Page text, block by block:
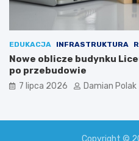
EDUKACJA INFRASTRUKTURA
Nowe oblicze budynku
po przebudowie
7 lipca 2026 Damian Polak